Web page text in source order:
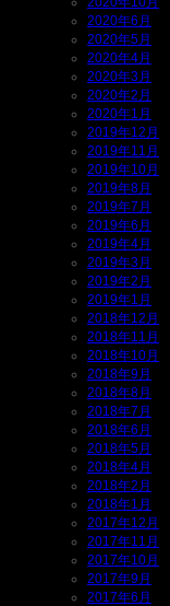
2020年6月
2020年5月
2020年4月
2020年3月
2020年2月
2020年1月
2019年12月
2019年11月
2019年10月
2019年8月
2019年7月
2019年6月
2019年4月
2019年3月
2019年2月
2019年1月
2018年12月
2018年11月
2018年10月
2018年9月
2018年8月
2018年7月
2018年6月
2018年5月
2018年4月
2018年2月
2018年1月
2017年12月
2017年11月
2017年10月
2017年9月
2017年6月